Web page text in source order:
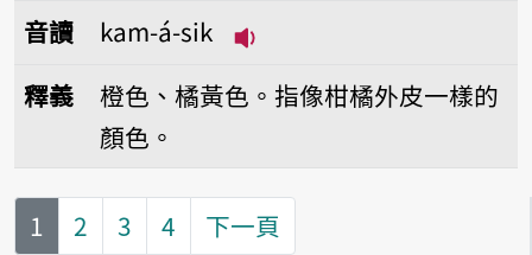
音讀
kam-á-sik
釋義
橙色、橘黃色。指像柑橘外皮一樣的
顏色。
第
1 2 3 4 下一頁